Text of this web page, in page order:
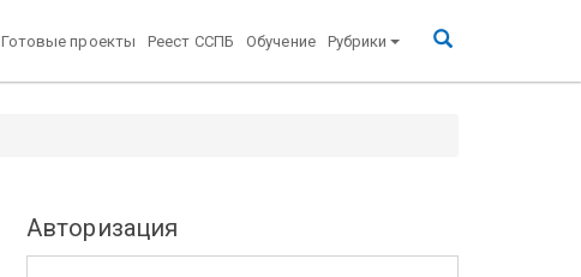
Готовые проекты Реест ССПБ Обучение Рубрики
Авторизация